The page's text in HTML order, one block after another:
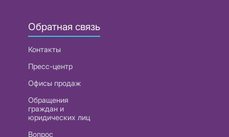
Обратная связь
Контакты
Пресс-центр
Офисы продаж
Обращения
граждан и
юридических лиц
Вопрос